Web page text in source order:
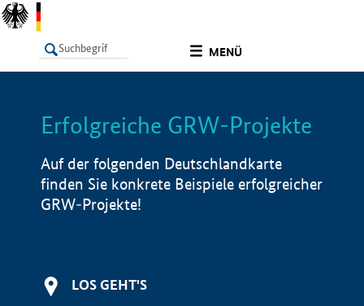
MENÜ
LISTE Info
Erfolgreiche GRW-Projekte
Auf der folgenden Deutschlandkarte
finden Sie konkrete Beispiele erfolgreicher
GRW-Projekte!
LOS GEHT'S